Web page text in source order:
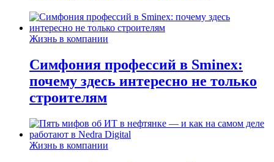
Жизнь в компании
Симфония профессий в Sminex:
почему здесь интересно не только
строителям
Жизнь в компании